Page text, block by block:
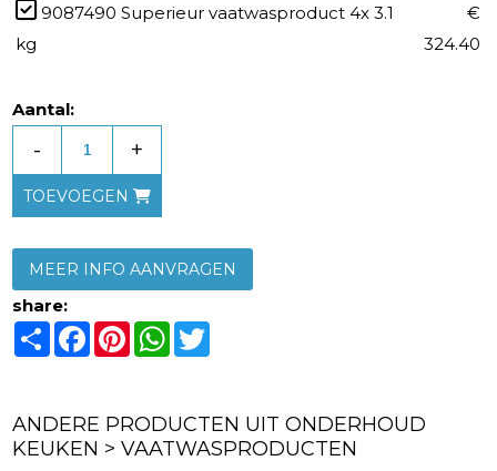
9087490 Superieur vaatwasproduct 4x 3.1
kg
€
324.40
Aantal:
- +
TOEVOEGEN
MEER INFO AANVRAGEN
share:
ShareFacebook
PinterestWhatsApp
ANDERE PRODUCTEN UIT ONDERHOUD
KEUKEN > VAATWASPRODUCTEN